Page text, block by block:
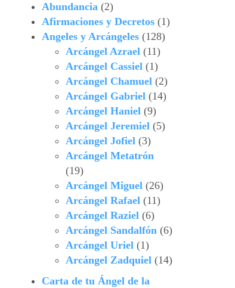
Abundancia(2)
Afirmaciones y Decretos(1)
Angeles y Arcángeles(128)
Arcángel Azrael(11)
Arcángel Cassiel(1)
Arcángel Chamuel(2)
Arcángel Gabriel(14)
Arcángel Haniel(9)
Arcángel Jeremiel(5)
Arcángel Jofiel(3)
Arcángel Metatrón
(19)
Arcángel Miguel(26)
Arcángel Rafael(11)
Arcángel Raziel(6)
Arcángel Sandalfón(6)
Arcángel Uriel(1)
Arcángel Zadquiel(14)
Carta de tu Ángel de la